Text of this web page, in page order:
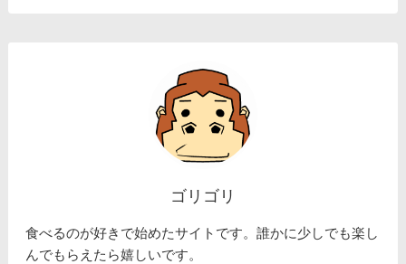
ゴリゴリ
食べるのが好きで始めたサイトです。誰かに少しでも楽し
んでもらえたら嬉しいです。